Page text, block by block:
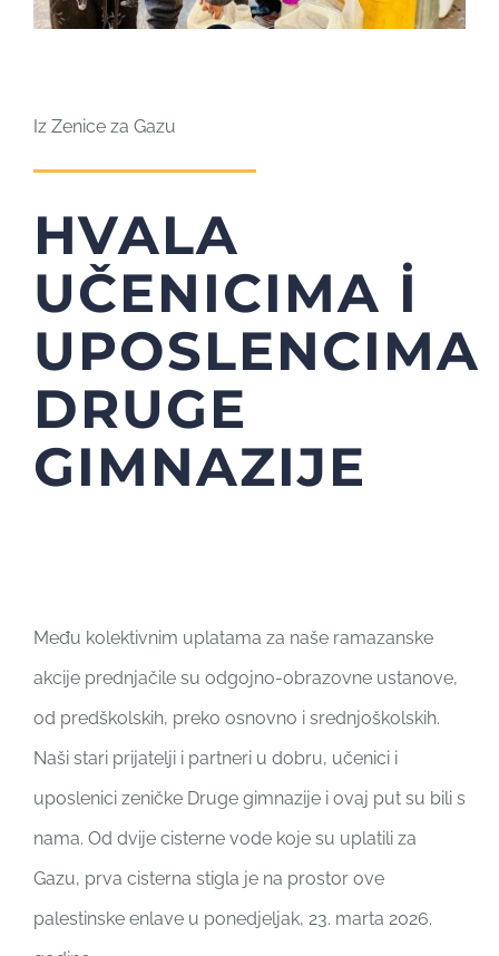
Iz Zenice za Gazu
HVALA
UČENICIMA İ
UPOSLENCIMA
DRUGE
GIMNAZIJE
Među kolektivnim uplatama za naše ramazanske
akcije prednjačile su odgojno-obrazovne ustanove,
od predškolskih, preko osnovno i srednjoškolskih.
Naši stari prijatelji i partneri u dobru, učenici i
uposlenici zeničke Druge gimnazije i ovaj put su bili s
nama. Od dvije cisterne vode koje su uplatili za
Gazu, prva cisterna stigla je na prostor ove
palestinske enlave u ponedjeljak, 23. marta 2026.